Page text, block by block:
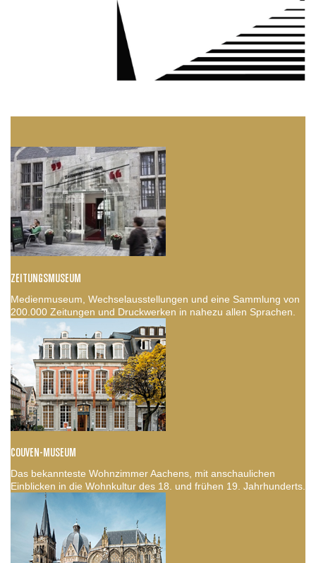
ZEITUNGSMUSEUM
Medienmuseum, Wechselausstellungen und eine Sammlung von
200.000 Zeitungen und Druckwerken in nahezu allen Sprachen.
COUVEN-MUSEUM
Das bekannteste Wohnzimmer Aachens, mit anschaulichen
Einblicken in die Wohnkultur des 18. und frühen 19. Jahrhunderts.